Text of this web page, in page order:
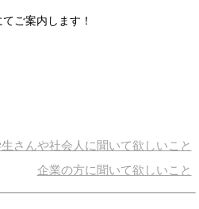
ご案内します！
さんや社会人に聞いて欲しいこと
企業の方に聞いて欲しいこと